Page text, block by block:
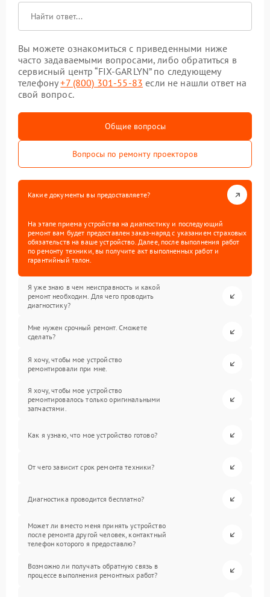
Вы можете ознакомиться с приведенными ниже
часто задаваемыми вопросами, либо обратиться в
сервисный центр “FIX-GARLYN” по следующему
телефону+7 (800) 301-55-83 если не нашли ответ на
свой вопрос.
Общие вопросы
Вопросы по ремонту проекторов
Какие документы вы предоставляете?
На этапе приема устройства на диагностику и последующий
ремонт вам будет предоставлен заказ-наряд с указанием страховых
обязательств на ваше устройство. Далее, после выполнения работ
по ремонту техники, вы получите акт выполненных работ и
гарантийный талон.
Я уже знаю в чем неисправность и какой
ремонт необходим. Для чего проводить
диагностику?
Мне нужен срочный ремонт. Сможете
сделать?
Я хочу, чтобы мое устройство
ремонтировали при мне.
Я хочу, чтобы мое устройство
ремонтировалось только оригинальными
запчастями.
Как я узнаю, что мое устройство готово?
От чего зависит срок ремонта техники?
Диагностика проводится бесплатно?
Может ли вместо меня принять устройство
после ремонта другой человек, контактный
телефон которого я предоставлю?
Возможно ли получать обратную связь в
процессе выполнения ремонтных работ?